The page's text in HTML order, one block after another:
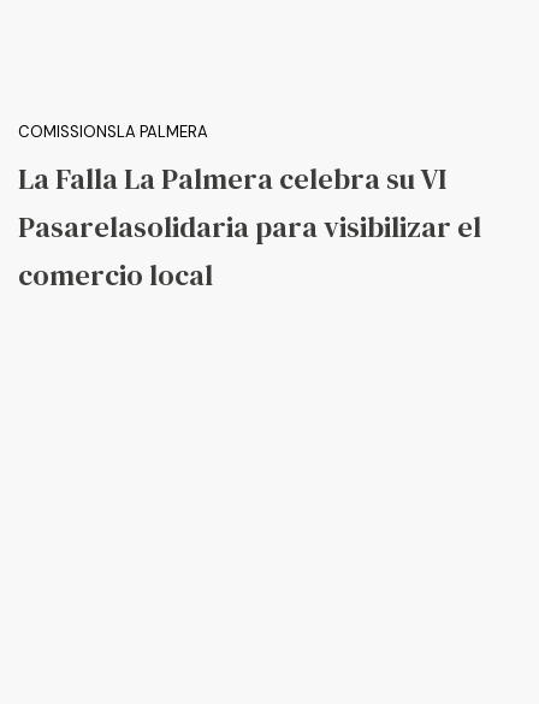
COMISSIONSLA PALMERA
La Falla La Palmera celebra su VI
Pasarelasolidaria para visibilizar el
comercio local